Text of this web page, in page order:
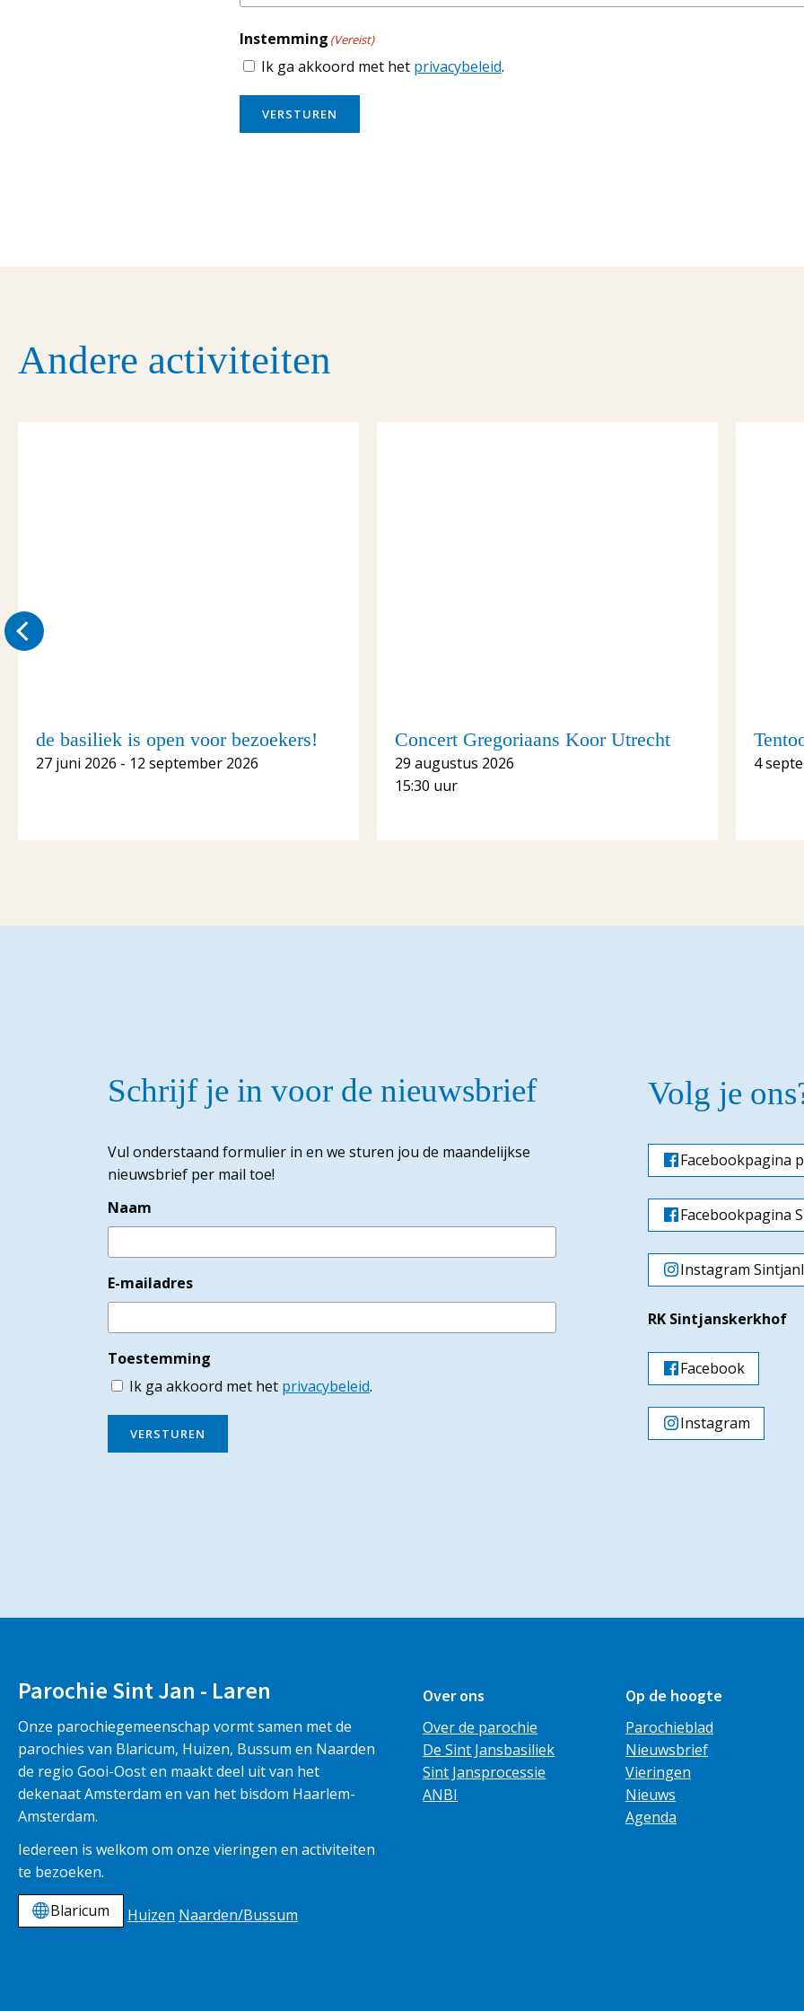
Instemming (Vereist)
Ik ga akkoord met het privacybeleid.
VERSTUREN
Andere activiteiten
de basiliek is open voor bezoekers!
27 juni 2026 - 12 september 2026
Concert Gregoriaans Koor Utrecht
29 augustus 2026
15:30 uur
4
Schrijf je in voor de nieuwsbrief
Vul onderstaand formulier in en we sturen jou de maandelijkse
nieuwsbrief per mail toe!
Naam
E-mailadres
Toestemming
Ik ga akkoord met het privacybeleid.
VERSTUREN
Volg je
Facebookpagina
Facebookpagina
Instagram
RK Sintjanskerkhof
Facebook
Instagram
Parochie Sint Jan - Laren
Onze parochiegemeenschap vormt samen met de
parochies van Blaricum, Huizen, Bussum en Naarden
de regio Gooi-Oost en maakt deel uit van het
dekenaat Amsterdam en van het bisdom Haarlem-
Amsterdam.
Iedereen is welkom om onze vieringen en activiteiten
te bezoeken.
Blaricum
Huizen Naarden/Bussum
Over ons
Over de parochie
De Sint Jansbasiliek
Sint Jansprocessie
ANBI
Op de hoogte
Parochieblad
Nieuwsbrief
Vieringen
Nieuws
Agenda